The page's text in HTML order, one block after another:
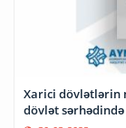
Xarici dövlətlərin
dövlət